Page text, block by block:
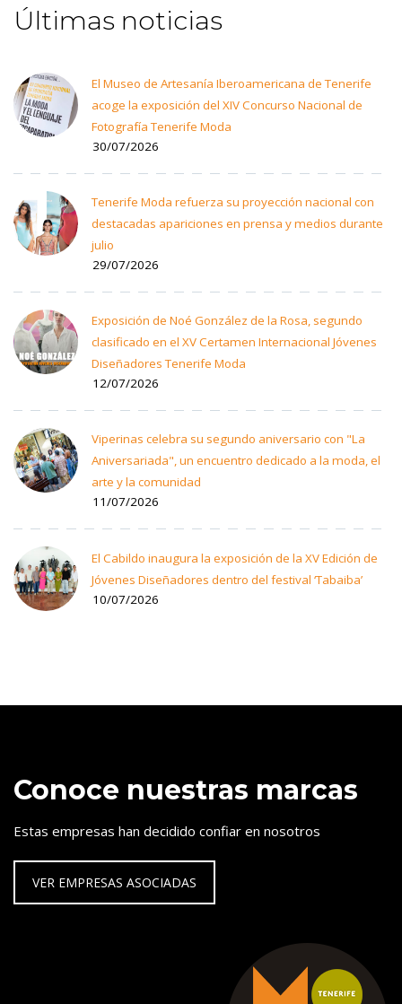
Últimas noticias
El Museo de Artesanía Iberoamericana de Tenerife
acoge la exposición del XIV Concurso Nacional de
Fotografía Tenerife Moda
30/07/2026
Tenerife Moda refuerza su proyección nacional con
destacadas apariciones en prensa y medios durante
julio
29/07/2026
Exposición de Noé González de la Rosa, segundo
clasificado en el XV Certamen Internacional Jóvenes
Diseñadores Tenerife Moda
12/07/2026
Viperinas celebra su segundo aniversario con "La
Aniversariada", un encuentro dedicado a la moda, el
arte y la comunidad
11/07/2026
El Cabildo inaugura la exposición de la XV Edición de
Jóvenes Diseñadores dentro del festival ‘Tabaiba’
10/07/2026
Conoce nuestras marcas
Estas empresas han decidido confiar en nosotros
VER EMPRESAS ASOCIADAS